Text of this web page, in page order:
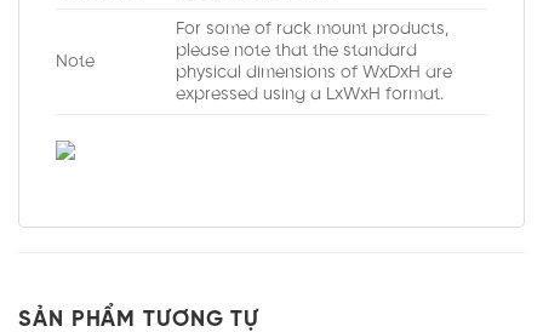
Note
For some of rack mount products,
please note that the standard
physical dimensions of WxDxH are
expressed using a LxWxH format.
SẢN PHẨM TƯƠNG TỰ